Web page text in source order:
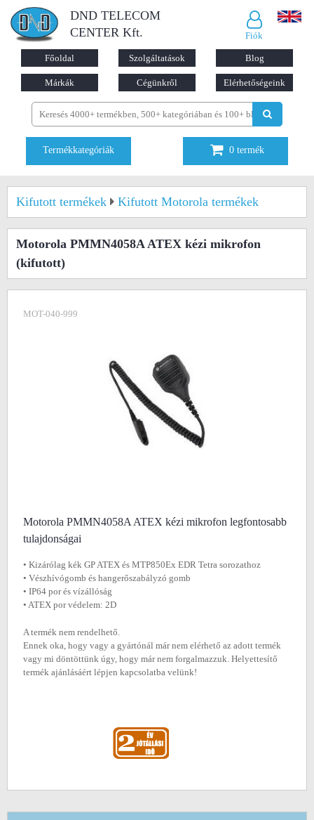
DND TELECOM
CENTER Kft.
Fiók
Főoldal Szolgáltatások Blog
Márkák Cégünkről Elérhetőségeink
Termékkategóriák 0 termék
Kifutott termékek Kifutott Motorola termékek
Motorola PMMN4058A ATEX kézi mikrofon
(kifutott)
MOT-040-999
Motorola PMMN4058A ATEX kézi mikrofon legfontosabb
tulajdonságai
• Kizárólag kék GP ATEX és MTP850Ex EDR Tetra sorozathoz
• Vészhívógomb és hangerőszabályzó gomb
• IP64 por és vízállóság
• ATEX por védelem: 2D
A termék nem rendelhető.
Ennek oka, hogy vagy a gyártónál már nem elérhető az adott termék
vagy mi döntöttünk úgy, hogy már nem forgalmazzuk. Helyettesítő
termék ajánlásáért lépjen kapcsolatba velünk!